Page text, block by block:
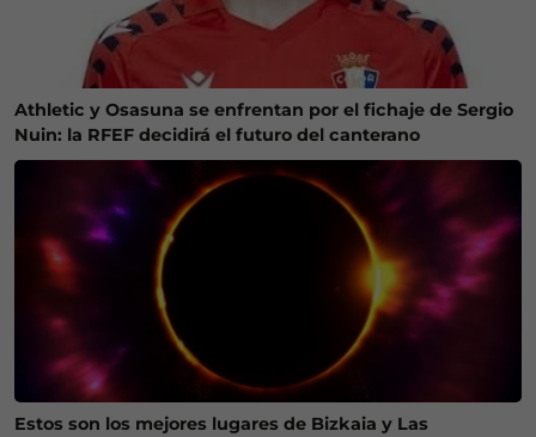
Athletic y Osasuna se enfrentan por el fichaje de Sergio
Nuin: la RFEF decidirá el futuro del canterano
Estos son los mejores lugares de Bizkaia y Las